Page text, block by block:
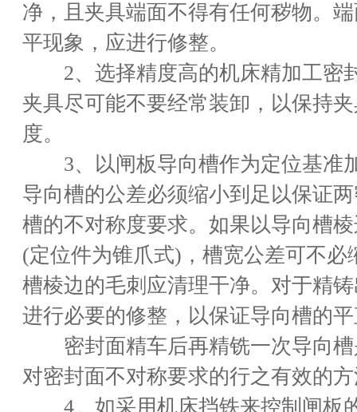
净，且夹具端面不得有任何秽物。
平现象，应进行修整。
2、选择精度高的机床精加工密
夹具尽可能不要经常装卸，以保持
度。
3、以闸板导向槽作为定位基准
导向槽的公差必须缩小到足以保证
槽的不对称度要求。如果以导向槽
(定位件为锥爪式)，槽宽公差可不必
槽棱边的毛刺应清理干净。对于精
进行必要的修整，以保证导向槽的
密封面精车后再精铣一次导向槽
对密封面不对称要求的行之有效的
4、如采用机床挡铁来控制闸板